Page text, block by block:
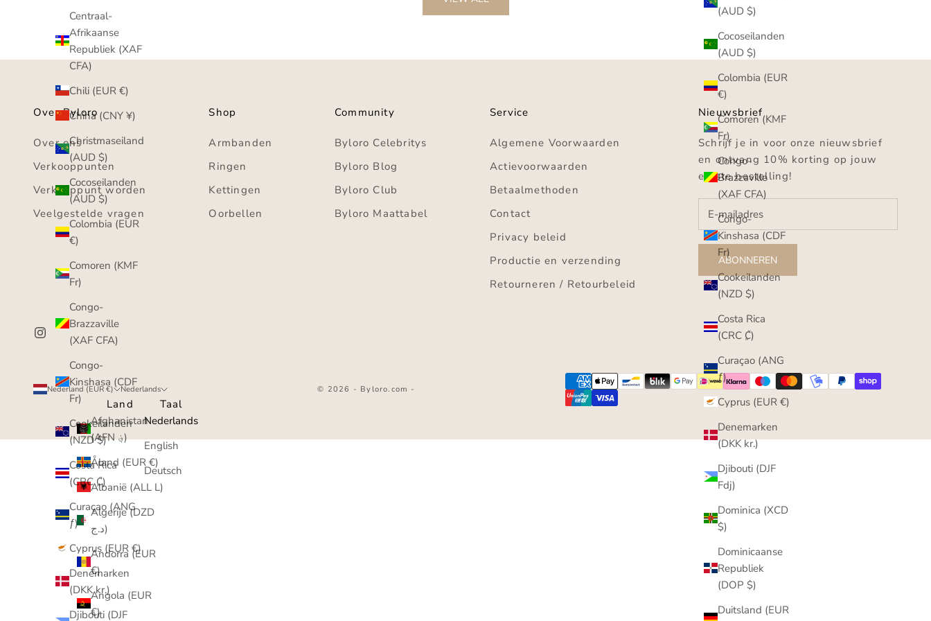
(AUD $)
Cocoseilanden
(AUD $)
Colombia (EUR
€)
Comoren (KMF
Fr)
Congo-
Brazzaville
(XAF CFA)
Congo-
Kinshasa (CDF
Fr)
Cookeilanden
(NZD $)
Costa Rica
(CRC ₡)
Curaçao (ANG
ƒ)
Cyprus (EUR €)
Denemarken
(DKK kr.)
Djibouti (DJF
Fdj)
Dominica (XCD
$)
Dominicaanse
Republiek
(DOP $)
Duitsland (EUR
Centraal-
Afrikaanse
Republiek (XAF
CFA)
Chili (EUR €)
China (CNY ¥)
Christmaseiland
(AUD $)
Cocoseilanden
(AUD $)
Colombia (EUR
€)
Comoren (KMF
Fr)
Congo-
Brazzaville
(XAF CFA)
Congo-
Kinshasa (CDF
Fr)
Cookeilanden
(NZD $)
Costa Rica
(CRC ₡)
Curaçao (ANG
ƒ)
Cyprus (EUR €)
Denemarken
(DKK kr.)
Djibouti (DJF
Over Byloro
Over ons
Verkooppunten
Verkooppunt worden
Veelgestelde vragen
Shop
Armbanden
Ringen
Kettingen
Oorbellen
Community
Byloro Celebritys
Byloro Blog
Byloro Club
Byloro Maattabel
Service
Algemene Voorwaarden
Actievoorwaarden
Betaalmethoden
Contact
Privacy beleid
Productie en verzending
Retourneren / Retourbeleid
Nieuwsbrief
Schrijf je in voor onze nieuwsbrief
en ontvang 10% korting op jouw
eerste bestelling!
ABONNEREN
Nederland (EUR €)
Land
Afghanistan
(AFN ؋)
Åland (EUR €)
Albanië (ALL L)
Algerije (DZD
د.ج)
Andorra (EUR
€)
Angola (EUR
€)
Nederlands
Taal
Nederlands
English
Deutsch
© 2026 - Byloro.com -